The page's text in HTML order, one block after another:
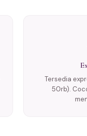
Tersedia
50rb).